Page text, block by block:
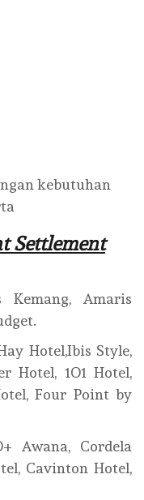
kebutuhan
Settlement
Amaris
Hotel,Ibis Style,
Hotel, 1O1 Hotel,
Four Point by
Awana, Cordela
Cavinton Hotel,